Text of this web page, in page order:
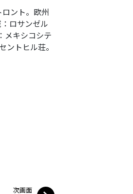
ント。欧州
ロサンゼル
メキシコシテ
トヒル荘。
次画面